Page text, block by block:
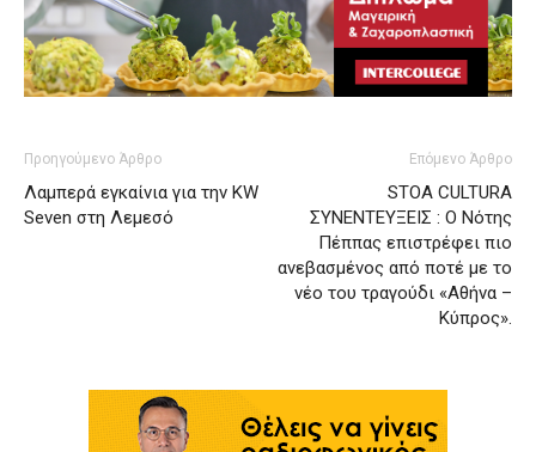
Προηγούμενο Άρθρο
Λαμπερά εγκαίνια για την KW
Seven στη Λεμεσό
Επόμενο Άρθρο
STOA CULTURA
ΣΥΝΕΝΤΕΥΞΕΙΣ : Ο Νότης
Πέππας επιστρέφει πιο
ανεβασμένος από ποτέ με το
νέο του τραγούδι «Αθήνα –
Κύπρος».